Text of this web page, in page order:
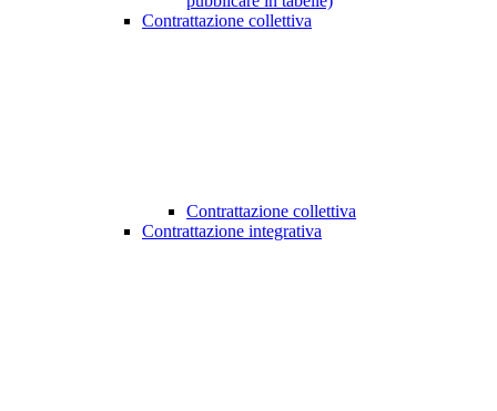
Contrattazione collettiva
Contrattazione collettiva
Contrattazione integrativa